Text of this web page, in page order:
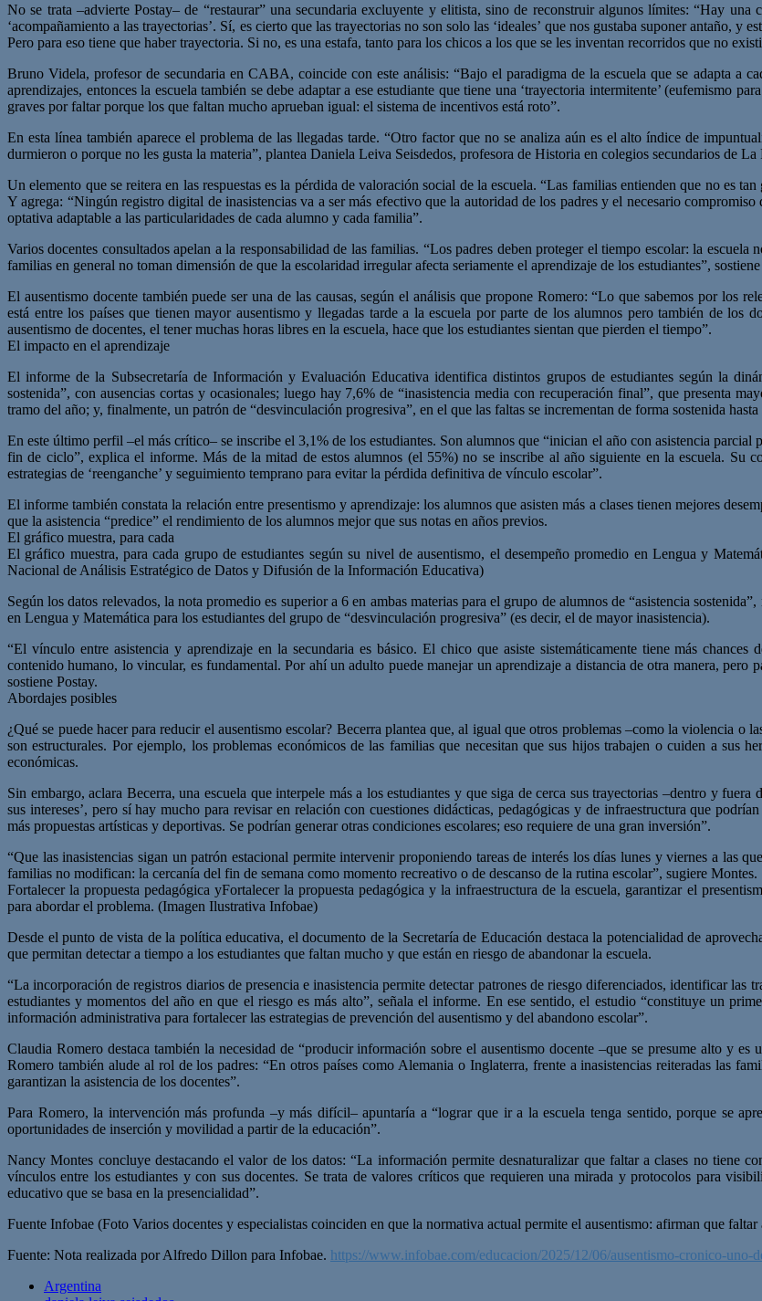
No se trata –advierte Postay– de “restaurar” una secundaria excluyente y elitista, sino de reconstruir algunos límites: “Hay
‘acompañamiento a las trayectorias’. Sí, es cierto que las trayectorias no son solo las ‘ideales’ que nos gustaba suponer antaño, y
Pero para eso tiene que haber trayectoria. Si no, es una estafa, tanto para los chicos a los que se les inventan recorridos que no
Bruno Videla, profesor de secundaria en CABA, coincide con este análisis: “Bajo el paradigma de la escuela que se adapta a
aprendizajes, entonces la escuela también se debe adaptar a ese estudiante que tiene una ‘trayectoria intermitente’ (eufemismo
graves por faltar porque los que faltan mucho aprueban igual: el sistema de incentivos está roto”.
En esta línea también aparece el problema de las llegadas tarde. “Otro factor que no se analiza aún es el alto índice de
durmieron o porque no les gusta la materia”, plantea Daniela Leiva Seisdedos, profesora de Historia en colegios secundarios de La
Un elemento que se reitera en las respuestas es la pérdida de valoración social de la escuela. “Las familias entienden que no es
Y agrega: “Ningún registro digital de inasistencias va a ser más efectivo que la autoridad de los padres y el necesario
optativa adaptable a las particularidades de cada alumno y cada familia”.
Varios docentes consultados apelan a la responsabilidad de las familias. “Los padres deben proteger el tiempo escolar: la
familias en general no toman dimensión de que la escolaridad irregular afecta seriamente el aprendizaje de los estudiantes”,
El ausentismo docente también puede ser una de las causas, según el análisis que propone Romero: “Lo que sabemos por los
está entre los países que tienen mayor ausentismo y llegadas tarde a la escuela por parte de los alumnos pero también de los
ausentismo de docentes, el tener muchas horas libres en la escuela, hace que los estudiantes sientan que pierden el tiempo”.
El impacto en el aprendizaje
El informe de la Subsecretaría de Información y Evaluación Educativa identifica distintos grupos de estudiantes según la
sostenida”, con ausencias cortas y ocasionales; luego hay 7,6% de “inasistencia media con recuperación final”, que presenta
tramo del año; y, finalmente, un patrón de “desvinculación progresiva”, en el que las faltas se incrementan de forma sostenida
En este último perfil –el más crítico– se inscribe el 3,1% de los estudiantes. Son alumnos que “inician el año con asistencia
fin de ciclo”, explica el informe. Más de la mitad de estos alumnos (el 55%) no se inscribe al año siguiente en la escuela. Su
estrategias de ‘reenganche’ y segui­miento temprano para evitar la pérdida definitiva de vínculo escolar”.
El informe también constata la relación entre presentismo y aprendizaje: los alumnos que asisten más a clases tienen mejores
que la asistencia “predice” el rendimiento de los alumnos mejor que sus notas en años previos.
El gráfico muestra, para cada
El gráfico muestra, para cada grupo de estudiantes según su nivel de ausentismo, el desempeño promedio en Lengua y
Nacional de Análisis Estratégico de Datos y Difusión de la Información Educativa)
Según los datos relevados, la nota promedio es superior a 6 en ambas materias para el grupo de alumnos de “asistencia
en Lengua y Matemática para los estudiantes del grupo de “desvinculación progresiva” (es decir, el de mayor inasistencia).
“El vínculo entre asistencia y aprendizaje en la secundaria es básico. El chico que asiste sistemáticamente tiene más
contenido humano, lo vincular, es fundamental. Por ahí un adulto puede manejar un aprendizaje a distancia de otra manera, pero
sostiene Postay.
Abordajes posibles
¿Qué se puede hacer para reducir el ausentismo escolar? Becerra plantea que, al igual que otros problemas –como la violencia o
son estructurales. Por ejemplo, los problemas económicos de las familias que necesitan que sus hijos trabajen o cuiden a sus
económicas.
Sin embargo, aclara Becerra, una escuela que interpele más a los estudiantes y que siga de cerca sus trayectorias –dentro y
sus intereses’, pero sí hay mucho para revisar en relación con cuestiones didácticas, pedagógicas y de infraestructura que
más propuestas artísticas y deportivas. Se podrían generar otras condiciones escolares; eso requiere de una gran inversión”.
“Que las inasistencias sigan un patrón estacional permite intervenir proponiendo tareas de interés los días lunes y viernes a las
familias no modifican: la cercanía del fin de semana como momento recreativo o de descanso de la rutina escolar”, sugiere Montes.
Fortalecer la propuesta pedagógica yFortalecer la propuesta pedagógica y la infraestructura de la escuela, garantizar el
para abordar el problema. (Imagen Ilustrativa Infobae)
Desde el punto de vista de la política educativa, el documento de la Secretaría de Educación destaca la potencialidad de
que permitan detectar a tiempo a los estudiantes que faltan mucho y que están en riesgo de abandonar la escuela.
“La incorporación de registros diarios de presencia e inasistencia permite detectar patrones de riesgo diferenciados, identificar
estudiantes y momentos del año en que el riesgo es más alto”, señala el informe. En ese sentido, el estudio “constituye un
información administrativa para fortalecer las estrategias de prevención del ausentismo y del abandono escolar”.
Claudia Romero destaca también la necesidad de “producir información sobre el ausentismo docente –que se presume alto y
Romero también alude al rol de los padres: “En otros países como Alemania o Inglaterra, frente a inasistencias reiteradas las
garantizan la asistencia de los docentes”.
Para Romero, la intervención más profunda –y más difícil– apuntaría a “lograr que ir a la escuela tenga sentido, porque se
oportunidades de inserción y movilidad a partir de la educación”.
Nancy Montes concluye destacando el valor de los datos: “La información permite desnaturalizar que faltar a clases no tiene
vínculos entre los estudiantes y con sus docentes. Se trata de valores críticos que requieren una mirada y protocolos para
educativo que se basa en la presencialidad”.
Fuente Infobae (Foto Varios docentes y especialistas coinciden en que la normativa actual permite el ausentismo: afirman que
Fuente: Nota realizada por Alfredo Dillon para Infobae. https://www.infobae.com/educacion/2025/12/06/ausentismo-cronico-uno-
Argentina